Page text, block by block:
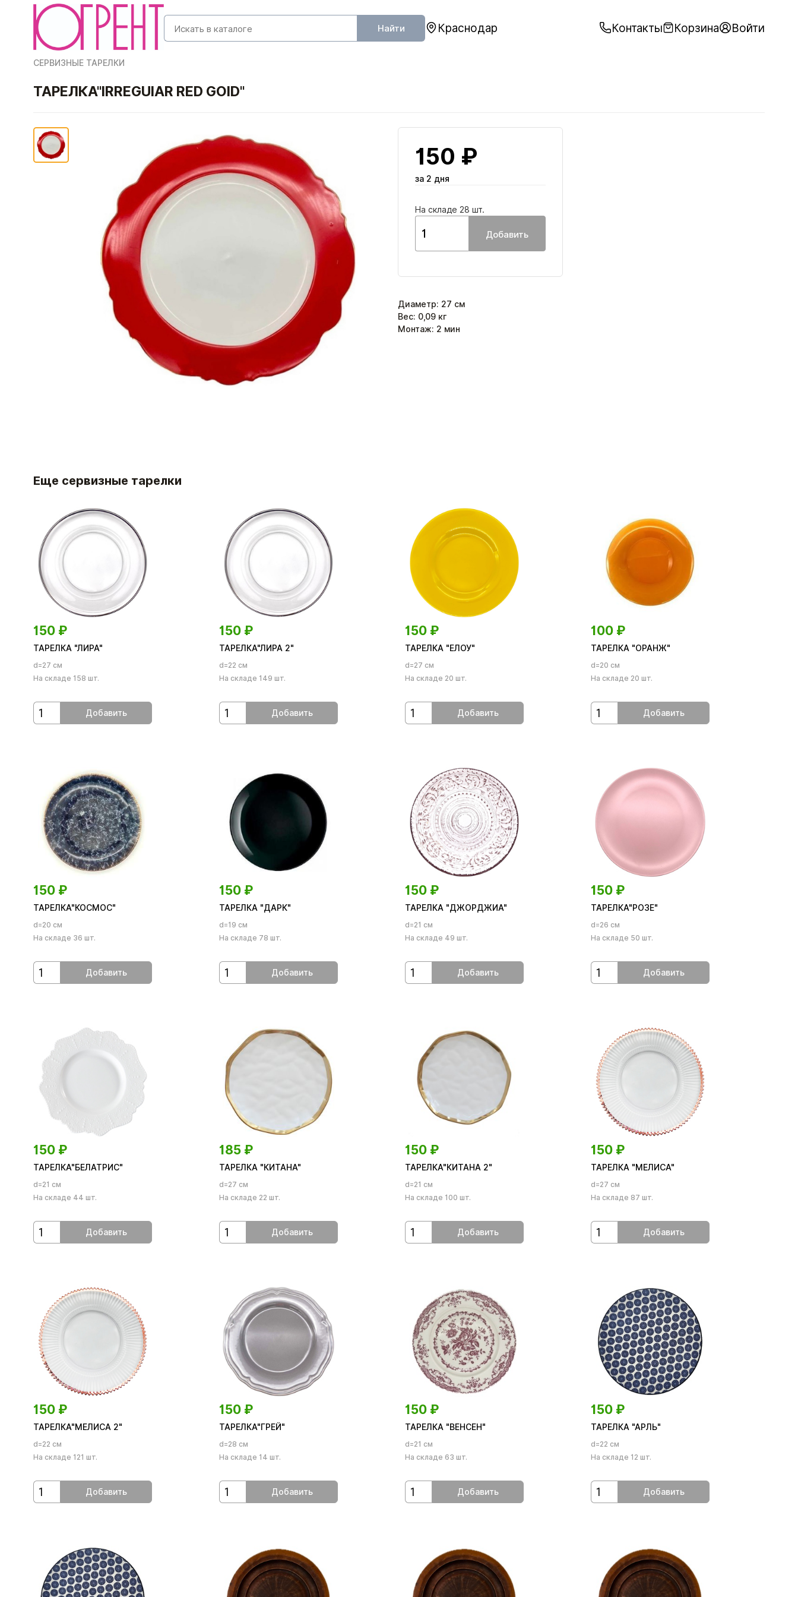
Найти Краснодар Контакты Корзина Войти
СЕРВИЗНЫЕ ТАРЕЛКИ
ТАРЕЛКА"IRREGUIAR RED GOID"
150 ₽
за 2 дня
На складе 28 шт.
Добавить
Диаметр: 27 см
Вес: 0,09 кг
Монтаж: 2 мин
Еще сервизные тарелки
150 ₽
ТАРЕЛКА "ЛИРА"
d=27 см
На складе 158 шт.
Добавить
150 ₽
ТАРЕЛКА"ЛИРА 2"
d=22 см
На складе 149 шт.
Добавить
150 ₽
ТАРЕЛКА "ЕЛОУ"
d=27 см
На складе 20 шт.
Добавить
100 ₽
ТАРЕЛКА "ОРАНЖ"
d=20 см
На складе 20 шт.
Добавить
150 ₽
ТАРЕЛКА"КОСМОС"
d=20 см
На складе 36 шт.
Добавить
150 ₽
ТАРЕЛКА "ДАРК"
d=19 см
На складе 78 шт.
Добавить
150 ₽
ТАРЕЛКА "ДЖОРДЖИА"
d=21 см
На складе 49 шт.
Добавить
150 ₽
ТАРЕЛКА"РОЗЕ"
d=26 см
На складе 50 шт.
Добавить
150 ₽
ТАРЕЛКА"БЕЛАТРИС"
d=21 см
На складе 44 шт.
Добавить
185 ₽
ТАРЕЛКА "КИТАНА"
d=27 см
На складе 22 шт.
Добавить
150 ₽
ТАРЕЛКА"КИТАНА 2"
d=21 см
На складе 100 шт.
Добавить
150 ₽
ТАРЕЛКА "МЕЛИСА"
d=27 см
На складе 87 шт.
Добавить
150 ₽
ТАРЕЛКА"МЕЛИСА 2"
d=22 см
На складе 121 шт.
Добавить
150 ₽
ТАРЕЛКА"ГРЕЙ"
d=28 см
На складе 14 шт.
Добавить
150 ₽
ТАРЕЛКА "ВЕНСЕН"
d=21 см
На складе 63 шт.
Добавить
150 ₽
ТАРЕЛКА "АРЛЬ"
d=22 см
На складе 12 шт.
Добавить